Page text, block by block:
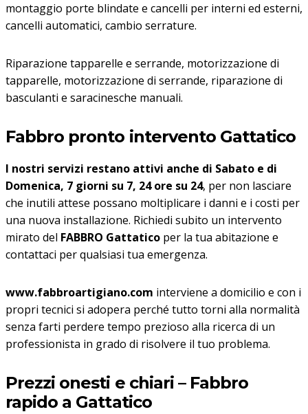
montaggio porte blindate e cancelli per interni ed esterni,
cancelli automatici, cambio serrature.
Riparazione tapparelle e serrande, motorizzazione di
tapparelle, motorizzazione di serrande, riparazione di
basculanti e saracinesche manuali.
Fabbro pronto intervento Gattatico
I nostri servizi restano attivi anche di Sabato e di
Domenica, 7 giorni su 7, 24 ore su 24, per non lasciare
che inutili attese possano moltiplicare i danni e i costi per
una nuova installazione. Richiedi subito un intervento
mirato del FABBRO Gattatico per la tua abitazione e
contattaci per qualsiasi tua emergenza.
www.fabbroartigiano.com interviene a domicilio e con i
propri tecnici si adopera perché tutto torni alla normalità
senza farti perdere tempo prezioso alla ricerca di un
professionista in grado di risolvere il tuo problema.
Prezzi onesti e chiari – Fabbro
rapido a Gattatico